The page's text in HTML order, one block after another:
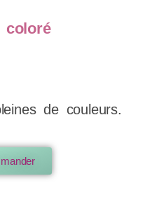
coloré
de couleurs.